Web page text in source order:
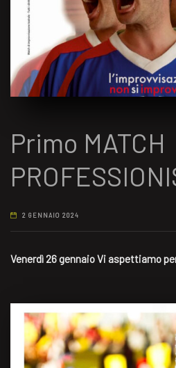
Primo MATCH
2 GENNAIO 2024
Venerdì 26 gennaio Vi aspettiamo